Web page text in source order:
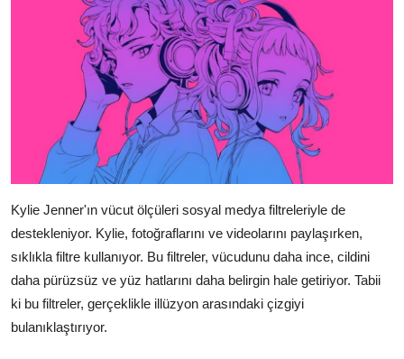
Kylie Jenner'ın vücut ölçüleri sosyal medya filtreleriyle de
destekleniyor. Kylie, fotoğraflarını ve videolarını paylaşırken,
sıklıkla filtre kullanıyor. Bu filtreler, vücudunu daha ince, cildini
daha pürüzsüz ve yüz hatlarını daha belirgin hale getiriyor. Tabii
ki bu filtreler, gerçeklikle illüzyon arasındaki çizgiyi
bulanıklaştırıyor.